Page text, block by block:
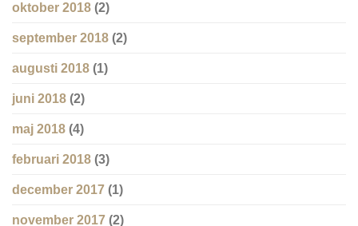
oktober 2018 (2)
september 2018 (2)
augusti 2018 (1)
juni 2018 (2)
maj 2018 (4)
februari 2018 (3)
december 2017 (1)
november 2017 (2)